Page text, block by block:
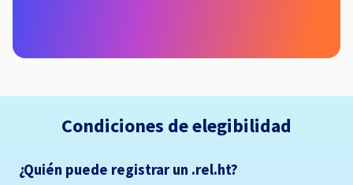
Condiciones de elegibilidad
¿Quién puede registrar un .rel.ht?